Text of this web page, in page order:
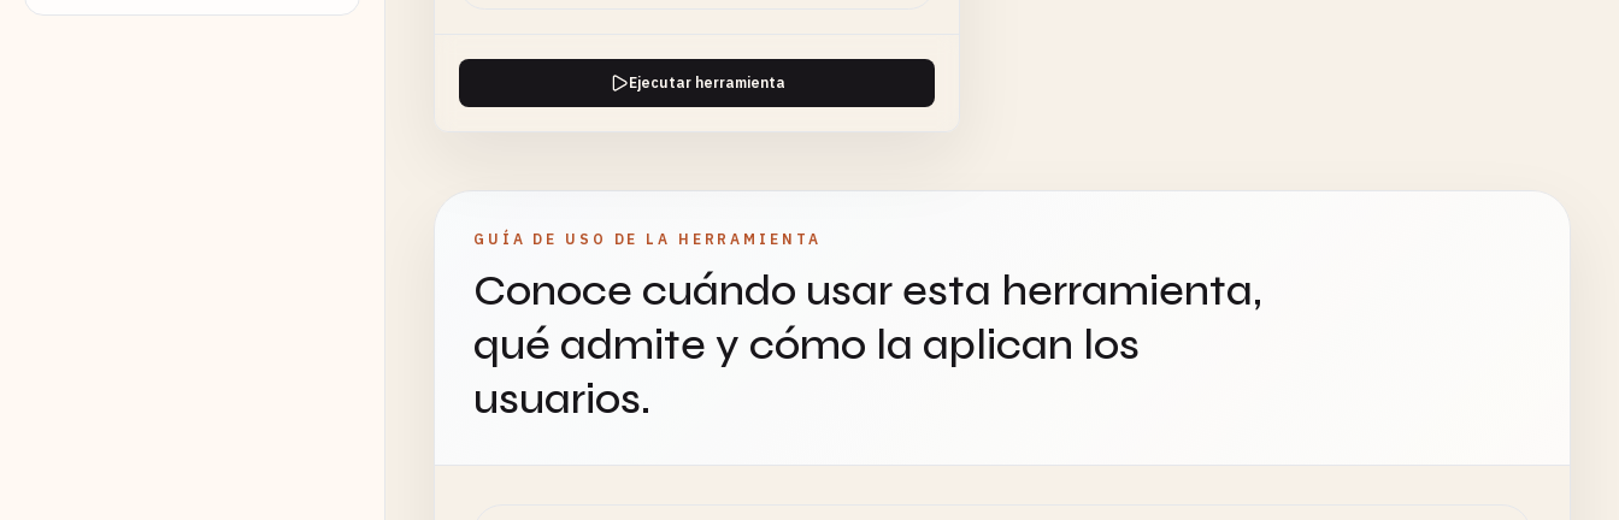
Ejecutar herramienta
GUÍA DE USO DE LA HERRAMIENTA
Conoce cuándo usar esta herramienta,
qué admite y cómo la aplican los
usuarios.